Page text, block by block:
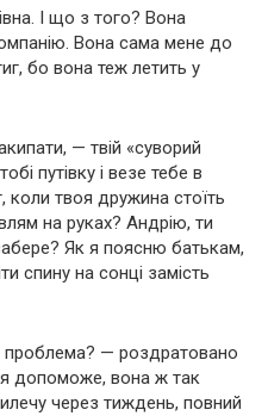
І що з того? Вона
Вона сама мене до
бо вона теж летить у
— твій «суворий
путівку і везе тебе в
твоя дружина стоїть
на руках? Андрію, ти
Як я поясню батькам,
спину на сонці замість
проблема? — роздратовано
допоможе, вона ж так
через тиждень, повний